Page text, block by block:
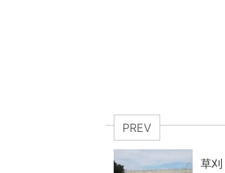
PREV
草刈